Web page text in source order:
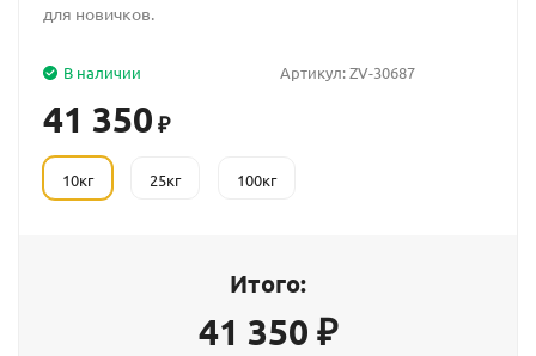
для новичков.
Артикул:ZV-30687
В наличии
41 350 ₽
10кг 25кг 100кг
Итого:
41 350 ₽